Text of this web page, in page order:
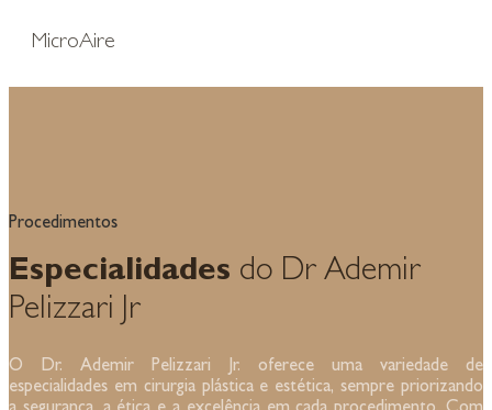
MicroAire
Procedimentos
Especialidades do Dr Ademir
Pelizzari Jr
O Dr. Ademir Pelizzari Jr. oferece uma variedade de
especialidades em cirurgia plástica e estética, sempre priorizando